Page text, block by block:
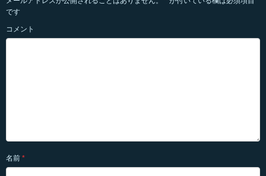
です
コメント
名前 *